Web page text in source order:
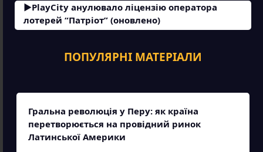
PlayCity анулювало ліцензію оператора
лотерей “Патріот” (оновлено)
ПОПУЛЯРНІ МАТЕРІАЛИ
Гральна революція у Перу: як країна
перетворюється на провідний ринок
Латинської Америки